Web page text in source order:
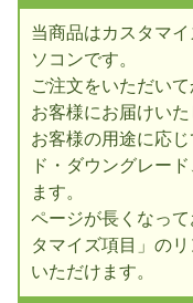
当商品はカスタマ
ソコンです。
ご注文をいただい
お客様にお届けいた
お客様の用途に応
ド・ダウングレー
ます。
ページが長くなっ
タマイズ項目」の
いただけます。